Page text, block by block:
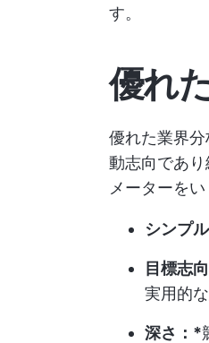
す。
優れ
優れた業界
動志向であ
メーターを
シンプ
目標志
実用的
深さ：*